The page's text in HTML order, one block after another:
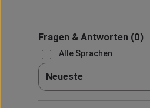
Fragen & Antworten(0)
Alle Sprachen
Sortieren nach